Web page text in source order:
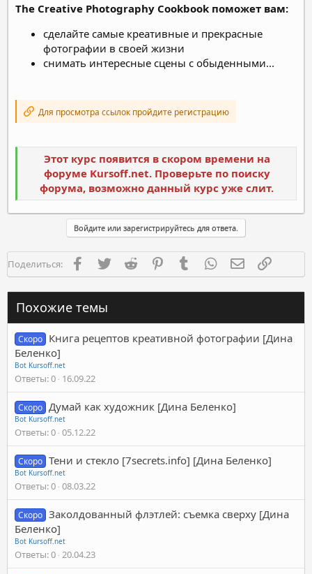
The Creative Photography Cookbook поможет вам:
сделайте самые креативные и прекрасные
фотографии в своей жизни
снимать интересные сцены с обыденными...
Для просмотра ссылок пройдите регистрацию
Этот курс появится в скором времени на
форуме Kursoff.net. Проверьте по поиску
форума, возможно данный курс уже слит.
Войдите или зарегистрируйтесь для ответа.
Поделиться: FacebookTwitter Reddit PinterestTumblr WhatsAppЭлектронная
Похожие темы
Скоро Книга рецептов креативной фотографии [Дина
Беленко]
Bot Kursoff.net
Ответы 0 16.09.22
Скоро Думай как художник [Дина Беленко]
Bot Kursoff.net
Ответы 0 05.12.22
Скоро Тени и стекло [7secrets.info] [Дина Беленко]
Bot Kursoff.net
Ответы 0 08.03.22
Скоро Заколдованный флэтлей: съемка сверху [Дина
Беленко]
Bot Kursoff.net
Ответы 0 20.04.23